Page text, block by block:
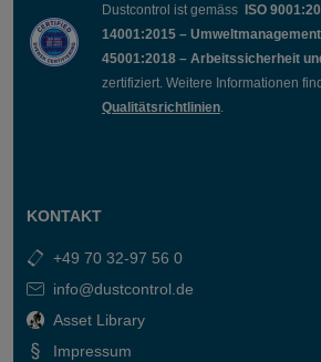
Dustcontrol ist gemäss ISO
14001:2015 –
45001:2018 – Arbeitssicherheit
zertifiziert. Weitere Informationen
Qualitätsrichtlinien
KONTAKT
+49 70 32-97 56 0
info@dustcontrol.de
Asset Library
Impressum